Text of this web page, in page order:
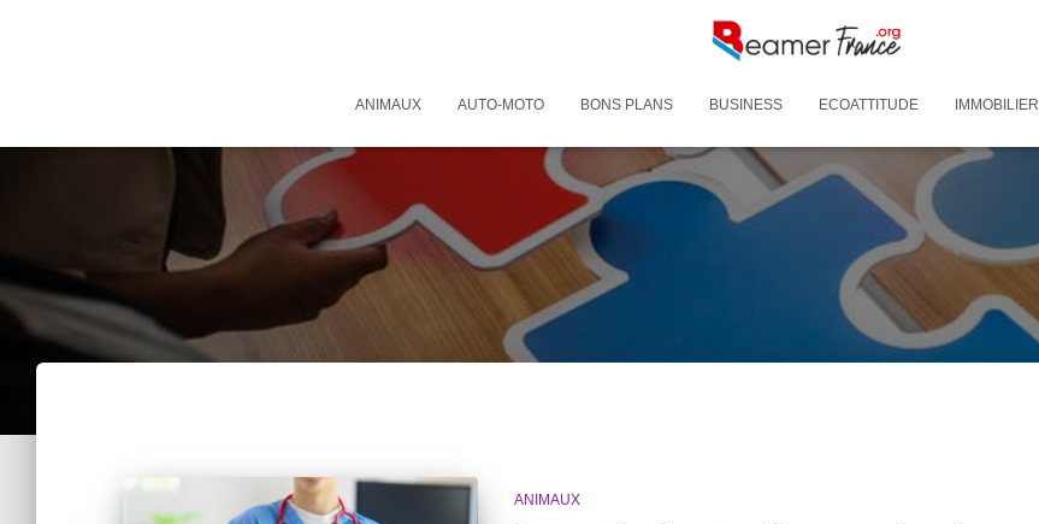
ANIMAUX AUTO-MOTO BONS PLANS BUSINESS ECOATTITUDE IMMOBILIER
ANIMAUX